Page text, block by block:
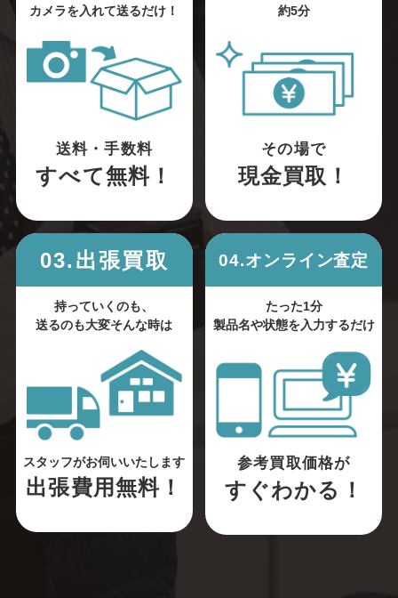
カメラを入れて送るだけ！
送料・手数料
すべて無料！
約5分
その場で
現金買取！
03.出張買取
持っていくのも、
送るのも大変そんな時は
スタッフがお伺いいたします
出張費用無料！
04.オンライン査定
たった1分
製品名や状態を入力するだけ
参考買取価格が
すぐわかる！